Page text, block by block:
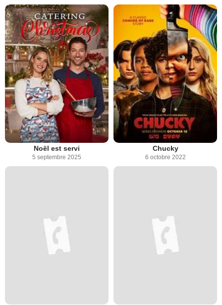
Noël est servi
5 septembre 2025
Chucky
6 octobre 2022